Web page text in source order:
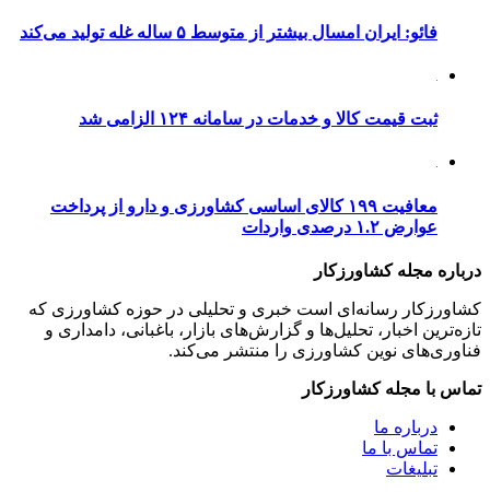
فائو: ایران امسال بیشتر از متوسط ۵ ساله غله تولید می‌کند
ثبت قیمت کالا و خدمات در سامانه ۱۲۴ الزامی شد
معافیت ۱۹۹ کالای اساسی کشاورزی و دارو از پرداخت
عوارض ۱.۲ درصدی واردات
درباره مجله کشاورزکار
کشاورزکار رسانه‌ای است خبری و تحلیلی در حوزه کشاورزی که
تازه‌ترین اخبار، تحلیل‌ها و گزارش‌های بازار، باغبانی، دامداری و
فناوری‌های نوین کشاورزی را منتشر می‌کند.
تماس با مجله کشاورزکار
درباره ما
تماس با ما
تبلیغات